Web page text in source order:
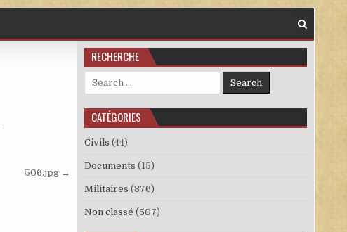
506.jpg →
RECHERCHE
Search for:
CATÉGORIES
Civils (44)
Documents (15)
Militaires (376)
Non classé (507)